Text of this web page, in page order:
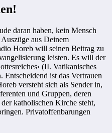
daran haben, kein Mensch
aus Deinem
Horeb will seinen Beitrag zu
leisten. Es will der
(II. Vatikanisches
ist das Vertrauen
versteht sich als Sender in,
und Gruppen, deren
katholischen Kirche steht,
Privatoffenbarungen